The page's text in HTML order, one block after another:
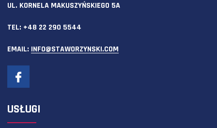
UL. KORNELA MAKUSZYŃSKIEGO 5A
TEL: +48 22 290 5544
EMAIL: INFO@STAWORZYNSKI.COM
USŁUGI